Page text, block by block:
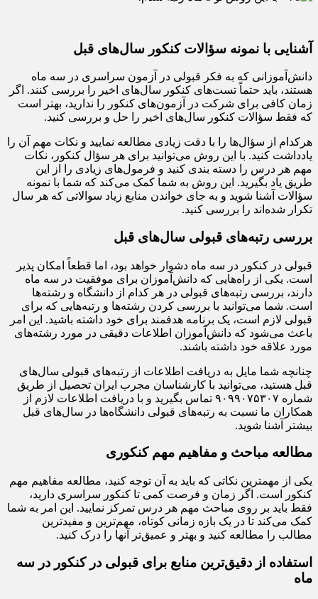
آشنایی با نمونه سؤالات کنکور سال‌های قبل
دانش‌آموزانی که به فکر قبولی در آزمون سراسری در سه ماه
هستند، باید حتماً تست‌های کنکور سال‌های اخیر را بررسی کنند. اگر
زمان کافی برای شرکت در آزمون‌های کنکور را ندارید، بهتر است
که فقط سؤالات کنکور سال‌های اخیر را حل و بررسی کنید.
هرکدام از سؤال‌ها را با دقت زیادی مطالعه نمایید و نکات مهم آن را
یادداشت کنید. با این روش می‌توانید برای هر سؤال کنکور، نکات
مهم هر درس را دسته بندی کنید و فرمول‌های زیادی را از این
طریق یاد بگیرید. این روش به شما کمک می‌کند که شما با نمونه
سؤالات آشنا شوید و به جای خواندن منابع زیاد سوالاتی که هر سال
تکرار شده‌اند را بررسی کنید.
بررسی رتبه‌های قبولی سال‌های قبل
قبولی در کنکور در سه ماه دشوار خواهد بود، اما قطعاً امکان پذیر
است. یکی از راه‌هایی که دانش‌آموزان برای موفقیت در سه ماه
دارند، بررسی رتبه‌های قبولی در هر کدام از دانشگاه و رشته‌ها
است. شما می‌توانید با بررسی کردن رشته‌ها و رتبه‌هایی که برای
قبولی لازم است، یک برنامه هدفمند برای خود داشته باشید. این امر
باعث می‌شود که دانش‌آموزان اطلاعات دقیقی در مورد رشته‌های
مورد علاقه خود داشته باشند.
چنانچه شما مایل به دریافت اطلاعات از رتبه‌های قبولی سال‌های
قبل هستید، می‌توانید با کارشناسان مجرب ایران تحصیل از طریق
شماره ۹۰۹۹۰۷۵۳۰۷ تماس بگیرید و با دریافت اطلاعات لازم از
همکاران ما نسبت به رتبه‌های قبولی دانشگاه‌ها در سال‌های قبل
بیشتر آشنا شوید.
مطالعه مباحث و مفاهیم مهم کنکوری
یکی از مهمترین نکاتی که باید به آن توجه کنید، مطالعه مفاهیم مهم
کنکور است. اگر زمان و فرصت کمی تا کنکور سراسری دارید،
فقط باید بر روی مباحث مهم هر درس تمرکز نمایید. این امر به شما
کمک می‌کند تا در یک بازه زمانی کوتاه، مهم‌ترین و مفیدترین
مطالب را مطالعه کنید و بهتر و عمیق‌تر آنها را درک کنید.
استفاده از دقیق‌ترین منابع برای قبولی در کنکور در سه
ماه